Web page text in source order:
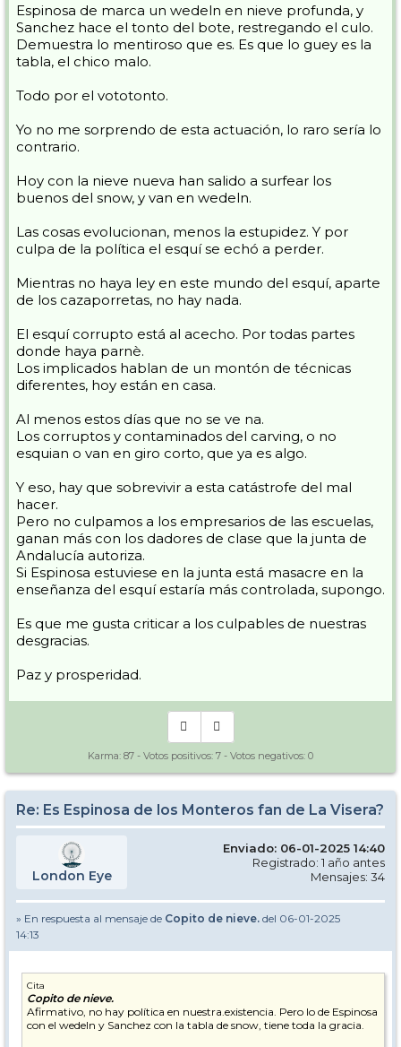
Espinosa de marca un wedeln en nieve profunda, y
Sanchez hace el tonto del bote, restregando el culo.
Demuestra lo mentiroso que es. Es que lo guey es la
tabla, el chico malo.
Todo por el vototonto.
Yo no me sorprendo de esta actuación, lo raro sería lo
contrario.
Hoy con la nieve nueva han salido a surfear los
buenos del snow, y van en wedeln.
Las cosas evolucionan, menos la estupidez. Y por
culpa de la política el esquí se echó a perder.
Mientras no haya ley en este mundo del esquí, aparte
de los cazaporretas, no hay nada.
El esquí corrupto está al acecho. Por todas partes
donde haya parnè.
Los implicados hablan de un montón de técnicas
diferentes, hoy están en casa.
Al menos estos días que no se ve na.
Los corruptos y contaminados del carving, o no
esquian o van en giro corto, que ya es algo.
Y eso, hay que sobrevivir a esta catástrofe del mal
hacer.
Pero no culpamos a los empresarios de las escuelas,
ganan más con los dadores de clase que la junta de
Andalucía autoriza.
Si Espinosa estuviese en la junta está masacre en la
enseñanza del esquí estaría más controlada, supongo.
Es que me gusta criticar a los culpables de nuestras
desgracias.
Paz y prosperidad.
Karma: 87 - Votos positivos: 7 - Votos negativos: 0
Re: Es Espinosa de los Monteros fan de La Visera?
London Eye
Enviado: 06-01-2025 14:40
Registrado: 1 año antes
Mensajes: 34
» En respuesta al mensaje de Copito de nieve. del 06-01-2025
14:13
Cita
Copito de nieve.
Afirmativo, no hay política en nuestra.existencia. Pero lo de Espinosa
con el wedeln y Sanchez con la tabla de snow, tiene toda la gracia.